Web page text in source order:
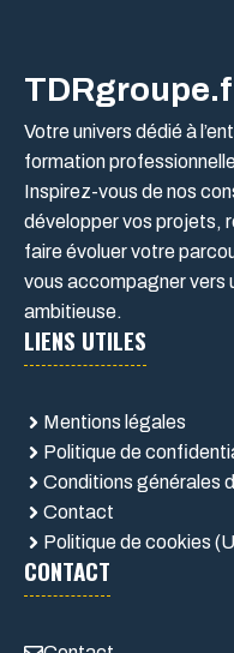
Votre univers dédié à
formation
Inspirez-vous de nos
développer vos projets,
faire évoluer votre
vous accompagner vers
ambitieuse.
LIENS UTILES
Mentions légales
Politique de
Conditions générales
Contact
Politique de cookies
CONTACT